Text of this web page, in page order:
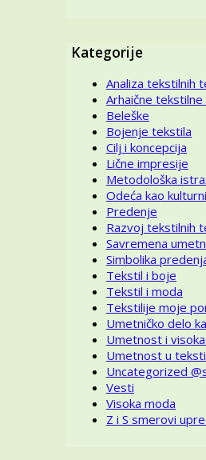
Kategorije
Analiza tekstilnih
Arhaične
Beleške
Bojenje tekstila
Cilj i koncepcija
Lične impresije
Metodološka
Odeća kao
Predenje
Razvoj tekstilnih
Savremena
Simbolika
Tekstil i boje
Tekstil i moda
Tekstilije moje
Umetničko delo
Umetnost i
Umetnost u
Uncategorized
Vesti
Visoka moda
Z i S smerovi